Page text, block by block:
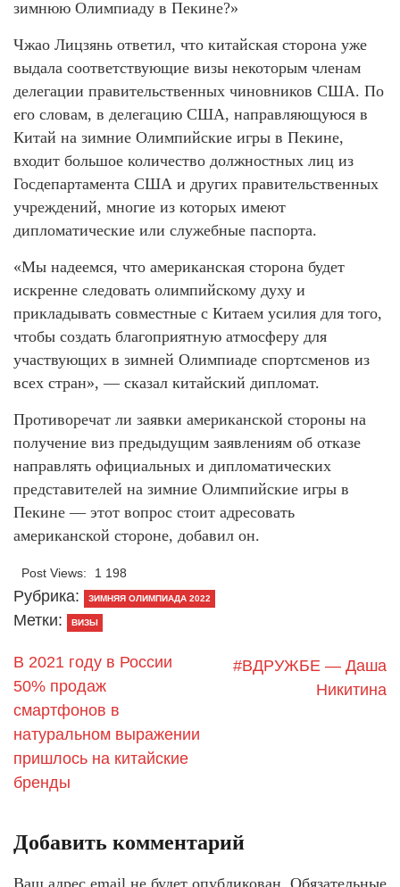
зимнюю Олимпиаду в Пекине?»
Чжао Лицзянь ответил, что китайская сторона уже
выдала соответствующие визы некоторым членам
делегации правительственных чиновников США. По
его словам, в делегацию США, направляющуюся в
Китай на зимние Олимпийские игры в Пекине,
входит большое количество должностных лиц из
Госдепартамента США и других правительственных
учреждений, многие из которых имеют
дипломатические или служебные паспорта.
«Мы надеемся, что американская сторона будет
искренне следовать олимпийскому духу и
прикладывать совместные с Китаем усилия для того,
чтобы создать благоприятную атмосферу для
участвующих в зимней Олимпиаде спортсменов из
всех стран», — сказал китайский дипломат.
Противоречат ли заявки американской стороны на
получение виз предыдущим заявлениям об отказе
направлять официальных и дипломатических
представителей на зимние Олимпийские игры в
Пекине — этот вопрос стоит адресовать
американской стороне, добавил он.
Post Views: 1 198
Рубрика: ЗИМНЯЯ ОЛИМПИАДА 2022
Метки: ВИЗЫ
В 2021 году в России
50% продаж
смартфонов в
натуральном выражении
пришлось на китайские
бренды
#ВДРУЖБЕ — Даша
Никитина
Добавить комментарий